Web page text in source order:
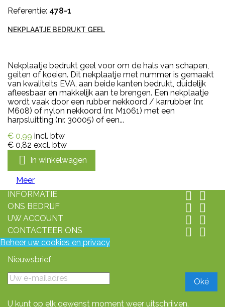
Referentie: 478-1
NEKPLAATJE BEDRUKT GEEL
Nekplaatje bedrukt geel voor om de hals van schapen,
geiten of koeien. Dit nekplaatje met nummer is gemaakt
van kwaliteits EVA, aan beide kanten bedrukt, duidelijk
afleesbaar en makkelijk aan te brengen. Een nekplaatje
wordt vaak door een rubber nekkoord / karrubber (nr.
M608) of nylon nekkoord (nr. M1061) met een
harpsluitting (nr. 30005) of een...
€ 0,99 incl. btw
€ 0,82 excl. btw
 In winkelwagen
Meer
INFORMATIE
 
ONS BEDRIJF  
UW ACCOUNT  
CONTACTEER ONS  
Beheer uw cookies en privacy
Nieuwsbrief
U kunt op elk gewenst moment weer uitschrijven.